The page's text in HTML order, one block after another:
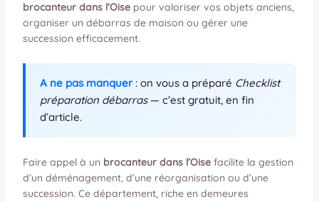
brocanteur dans l’Oisepour valoriser vos objets anciens,
organiser un débarras de maison ou gérer une
succession efficacement.
A ne pas manquer: on vous a préparé Checklist
préparation débarras— c’est gratuit, en fin
d’article.
Faire appel à un brocanteur dans l’Oisefacilite la gestion
d’un déménagement, d’une réorganisation ou d’une
succession. Ce département, riche en demeures